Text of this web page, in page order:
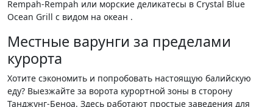
Rempah-Rempah или морские деликатесы в Crystal Blue
Ocean Grill с видом на океан .
Местные варунги за пределами
курорта
Хотите сэкономить и попробовать настоящую балийскую
еду? Выезжайте за ворота курортной зоны в сторону
Танджунг-Беноа. Здесь работают простые заведения для